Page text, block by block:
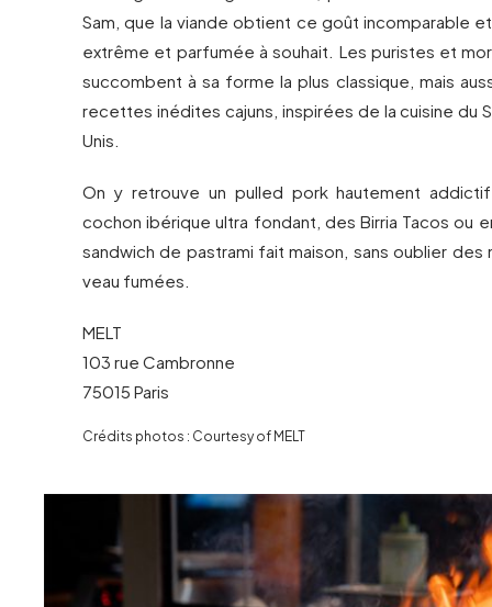
Sam, que la viande obtient ce goût incomparable
extrême et parfumée à souhait. Les puristes et
succombent à sa forme la plus classique, mais
recettes inédites cajuns, inspirées de la cuisine du
Unis.
On y retrouve un pulled pork hautement
cochon ibérique ultra fondant, des Birria Tacos ou
sandwich de pastrami fait maison, sans oublier
veau fumées.
MELT
103 rue Cambronne
75015 Paris
Crédits photos : Courtesy of MELT